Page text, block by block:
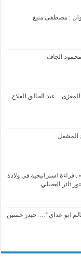
: مصطفى منيغ
الجاف
الخالق الفلاح
قراءة استراتيجية في ولادة
ثائر العجيلي
ابو عداي”…. حيدر حسين